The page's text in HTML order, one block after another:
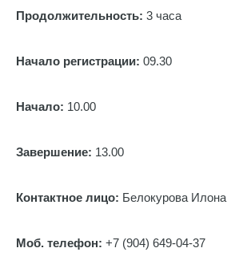
Продолжительность: 3 часа
Начало регистрации: 09.30
Начало: 10.00
Завершение: 13.00
Контактное лицо: Белокурова Илона
Моб. телефон: +7 (904) 649-04-37